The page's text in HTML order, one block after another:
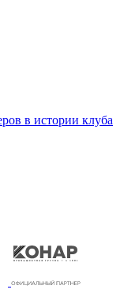
в истории клуба